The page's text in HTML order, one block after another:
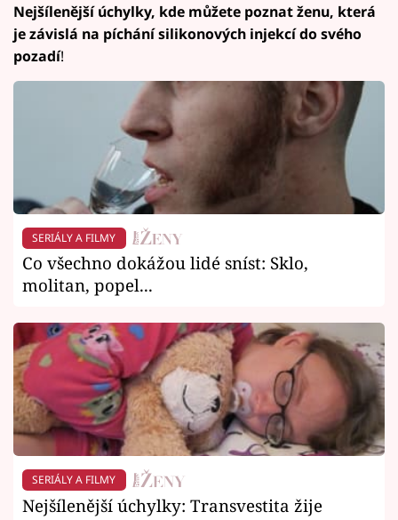
Nejšílenější úchylky, kde můžete poznat ženu, která
je závislá na píchání silikonových injekcí do svého
pozadí!
SERIÁLY A FILMY
Co všechno dokážou lidé sníst: Sklo,
molitan, popel...
SERIÁLY A FILMY
Nejšílenější úchylky: Transvestita žije